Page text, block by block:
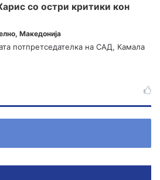
со остри критики кон
, Македонија
потпретседателка на САД, Камала